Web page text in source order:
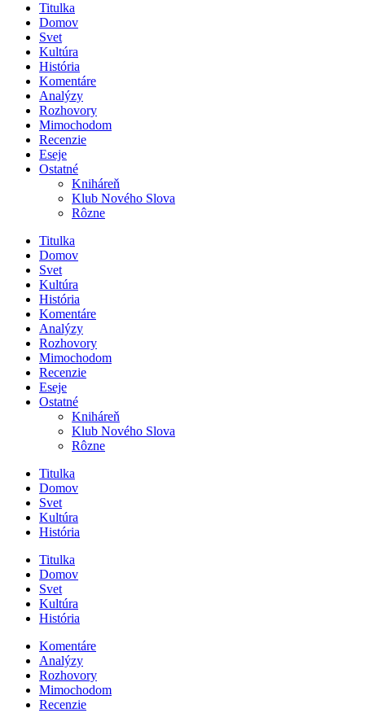
Titulka
Domov
Svet
Kultúra
História
Komentáre
Analýzy
Rozhovory
Mimochodom
Recenzie
Eseje
Ostatné
Kniháreň
Klub Nového Slova
Rôzne
Titulka
Domov
Svet
Kultúra
História
Komentáre
Analýzy
Rozhovory
Mimochodom
Recenzie
Eseje
Ostatné
Kniháreň
Klub Nového Slova
Rôzne
Titulka
Domov
Svet
Kultúra
História
Titulka
Domov
Svet
Kultúra
História
Komentáre
Analýzy
Rozhovory
Mimochodom
Recenzie